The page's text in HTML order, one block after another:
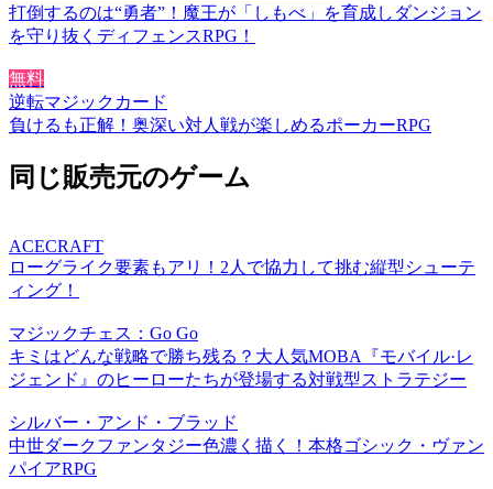
打倒するのは“勇者”！魔王が「しもべ」を育成しダンジョン
を守り抜くディフェンスRPG！
無料
逆転マジックカード
負けるも正解！奥深い対人戦が楽しめるポーカーRPG
同じ販売元のゲーム
ACECRAFT
ローグライク要素もアリ！2人で協力して挑む縦型シューテ
ィング！
マジックチェス：Go Go
キミはどんな戦略で勝ち残る？大人気MOBA『モバイル·レ
ジェンド』のヒーローたちが登場する対戦型ストラテジー
シルバー・アンド・ブラッド
中世ダークファンタジー色濃く描く！本格ゴシック・ヴァン
パイアRPG